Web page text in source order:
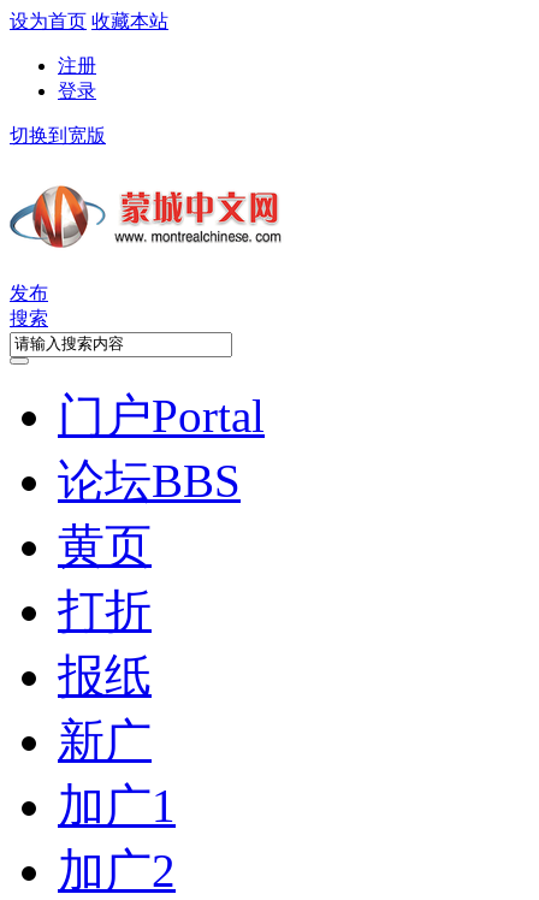
设为首页 收藏本站
注册
登录
切换到宽版
发布
搜索
门户Portal
论坛BBS
黄页
打折
报纸
新广
加广1
加广2